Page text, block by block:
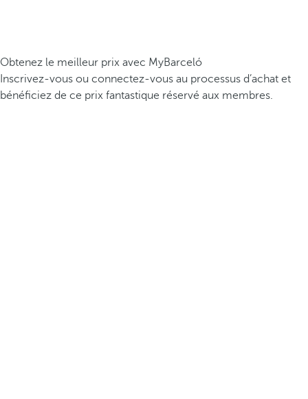
Obtenez le meilleur prix avec MyBarceló
Inscrivez-vous ou connectez-vous au processus d’achat et
bénéficiez de ce prix fantastique réservé aux membres.